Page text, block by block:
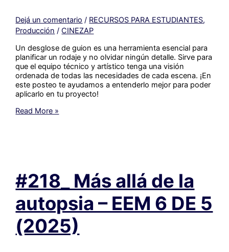
Dejá un comentario / RECURSOS PARA ESTUDIANTES,
Producción /CINEZAP
Un desglose de guion es una herramienta esencial para
planificar un rodaje y no olvidar ningún detalle. Sirve para
que el equipo técnico y artístico tenga una visión
ordenada de todas las necesidades de cada escena. ¡En
este posteo te ayudamos a entenderlo mejor para poder
aplicarlo en tu proyecto!
¿Cómo
“desglose
de
producción”?
Read More »
#218_ Más allá de la
autopsia – EEM 6 DE 5
(2025)